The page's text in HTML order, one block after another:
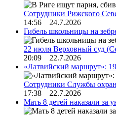
Сотрудники Рижского
14:56 24.7.2026
Гибель школьницы на
22 июля Верховный суд
20:09 22.7.2026
«Латвийский маршрут»:
Сотрудники Службы
17:38 22.7.2026
Мать 8 детей наказали